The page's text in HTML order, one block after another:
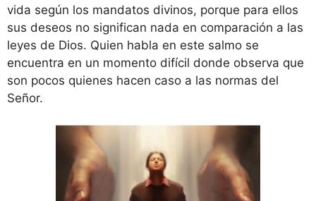
vida según los mandatos divinos, porque para ellos
sus deseos no significan nada en comparación a las
leyes de Dios. Quien habla en este salmo se
encuentra en un momento difícil donde observa que
son pocos quienes hacen caso a las normas del
Señor.